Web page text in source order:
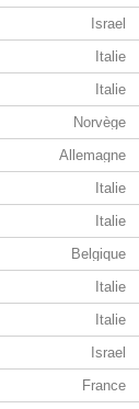
Israel
Italie
Italie
Norvège
Allemagne
Italie
Italie
Belgique
Italie
Italie
Israel
France